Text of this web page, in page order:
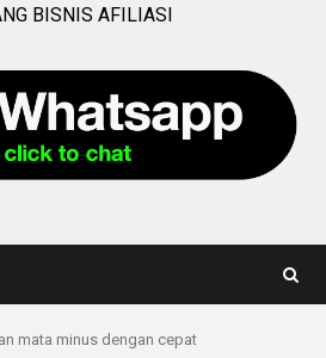
BISNIS AFILIASI
mata minus dengan cepat